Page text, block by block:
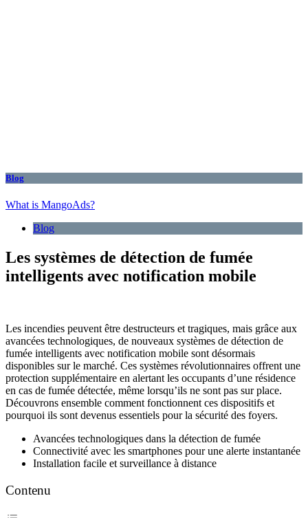
Blog
What is MangoAds?
Blog
Les systèmes de détection de fumée
intelligents avec notification mobile
Les incendies peuvent être destructeurs et tragiques, mais grâce aux
avancées technologiques, de nouveaux systèmes de détection de
fumée intelligents avec notification mobile sont désormais
disponibles sur le marché. Ces systèmes révolutionnaires offrent une
protection supplémentaire en alertant les occupants d’une résidence
en cas de fumée détectée, même lorsqu’ils ne sont pas sur place.
Découvrons ensemble comment fonctionnent ces dispositifs et
pourquoi ils sont devenus essentiels pour la sécurité des foyers.
Avancées technologiques dans la détection de fumée
Connectivité avec les smartphones pour une alerte instantanée
Installation facile et surveillance à distance
Contenu